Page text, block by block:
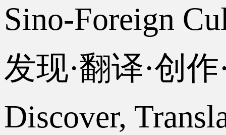
Sino-Foreign
发现·翻译·创
Discover,